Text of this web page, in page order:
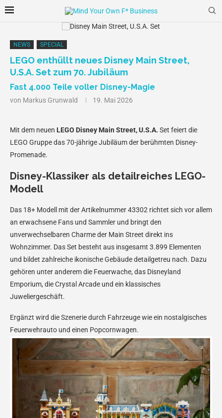
NEWS SPECIAL
LEGO enthüllt neues Disney Main Street,
U.S.A. Set zum 70. Jubiläum
Fast 4.000 Teile voller Disney-Magie
von Markus Grunwald 19. Mai 2026
Mit dem neuen LEGO Disney Main Street, U.S.A. Set feiert die
LEGO Gruppe das 70-jährige Jubiläum der berühmten Disney-
Promenade.
Disney-Klassiker als detailreiches LEGO-
Modell
Das 18+ Modell mit der Artikelnummer 43302 richtet sich vor allem
an erwachsene Fans und Sammler und bringt den
unverwechselbaren Charme der Main Street direkt ins
Wohnzimmer. Das Set besteht aus insgesamt 3.899 Elementen
und bildet zahlreiche ikonische Gebäude detailgetreu nach. Dazu
gehören unter anderem die Feuerwache, das Disneyland
Emporium, die Crystal Arcade und ein klassisches
Juweliergeschäft.
Ergänzt wird die Szenerie durch Fahrzeuge wie ein nostalgisches
Feuerwehrauto und einen Popcornwagen.